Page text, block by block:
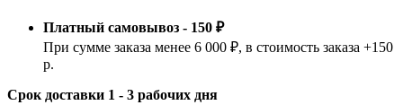
Платный самовывоз - 150 ₽
При сумме заказа менее 6 000 ₽, в стоимость заказа +150
р.
Срок доставки 1 - 3 рабочих дня